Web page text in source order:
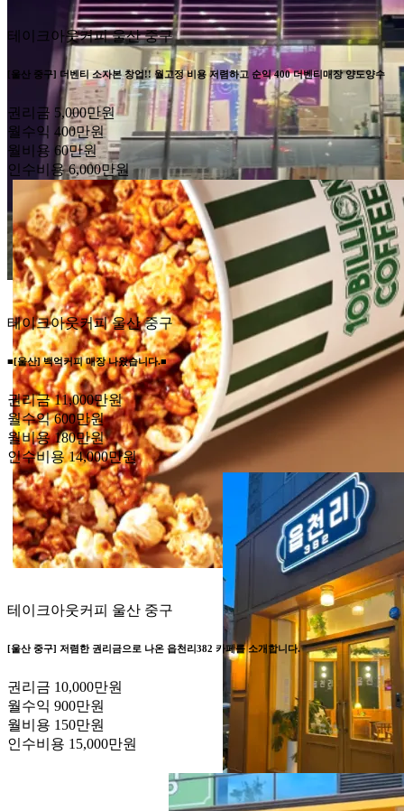
테이크아웃커피 울산 중구
[울산 중구] 더벤티 소자본 창업!! 월고정 비용 저렴하고 순익 400 더벤티매장 양도양수
권리금 5,000만원
월수익 400만원
월비용 60만원
인수비용 6,000만원
테이크아웃커피 울산 중구
■[울산] 백억커피 매장 나왔습니다.■
권리금 11,000만원
월수익 600만원
월비용 180만원
인수비용 14,000만원
테이크아웃커피 울산 중구
[울산 중구] 저렴한 권리금으로 나온 읍천리382 카페를 소개합니다.
권리금 10,000만원
월수익 900만원
월비용 150만원
인수비용 15,000만원